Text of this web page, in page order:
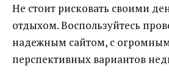
Не стоит рисковать своими
отдыхом. Воспользуйтесь
надежным сайтом, с
перспективных вариантов